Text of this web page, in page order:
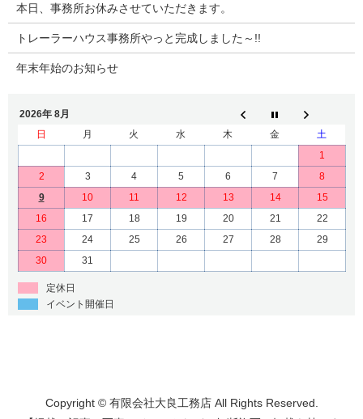
本日、事務所お休みさせていただきます。
トレーラーハウス事務所やっと完成しました～!!
年末年始のお知らせ
2026年 8月
日
月 火 水 木 金
土
1
2
3 4 5 6 7
8
9
10 11 12 13 14
15
16
17 18 19 20 21
22
23
24 25 26 27 28
29
30
31
定休日
イベント開催日
Copyright © 有限会社大良工務店 All Rights Reserved.